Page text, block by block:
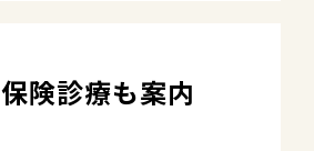
保険診療も案内